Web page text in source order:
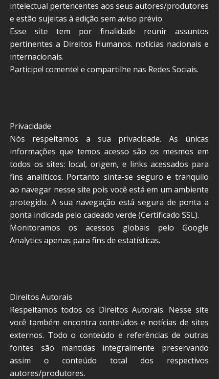
intelectual pertencentes aos seus autores/produtores
e estão sujeitas à edição sem aviso prévio
Esse site tem por finalidade reunir assuntos
pertinentes a Direitos Humanos. notícias nacionais e
internacionais.
Participe! comente! e compartilhe nas Redes Sociais.
Privacidade
Nós respeitamos a sua privacidade. As únicas
informações que temos acesso são os mesmos em
todos os sites: local, origem, e links acessados para
fins analíticos. Portanto sinta-se seguro e tranquilo
ao navegar nesse site pois você está em um ambiente
protegido. A sua navegação está segura de ponta a
ponta indicada pelo cadeado verde (Certificado SSL).
Monitoramos os acessos globais pelo Google
Analytics apenas para fins de estatísticas.
Direitos Autorais
Respeitamos todos os Direitos Autorais. Nesse site
você também encontra conteúdos e notícias de sites
externos. Todo o conteúdo e referências de outras
fontes são mantidas integralmente preservando
assim o conteúdo total dos respectivos
autores/produtores.